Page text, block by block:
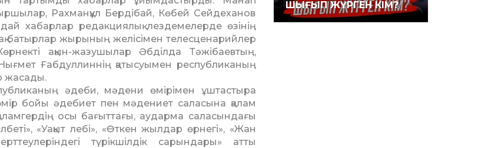
Рахманқұл Бердібай, Көбей Сейдеханов
хабарлар редакциялық лездемелерде өзінің
батырлар жырының желісімен телесценарийлер
ақын-жазушылар Әбділда Тәжібаевтың,
Ғабдул­линнің қатысуымен респуб­ликаның
жасады.
әдеби, мәдени өмірімен ұштастыра
бойы әдебиет пен мәдениет саласына қалам
осы бағыттағы, аударма саласындағы
«Уақыт лебі», «Өткен жылдар өрнегі», «Жан
түрікшілдік сарындары» атты
ШЫҒЫП ЖҮРГЕН КІМ?